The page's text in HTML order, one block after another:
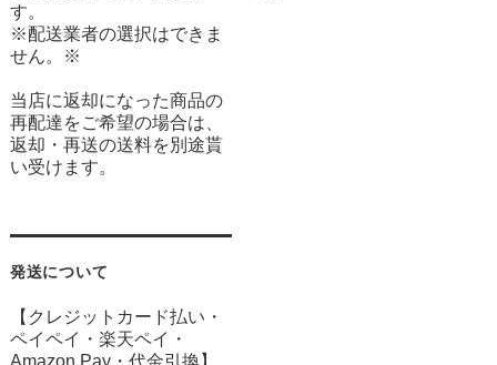
す。
※配送業者の選択はできま
せん。※
当店に返却になった商品の
再配達をご希望の場合は、
返却・再送の送料を別途貰
い受けます。
発送について
【クレジットカード払い・
ペイペイ・楽天ペイ・
Amazon Pay・ 代金引換】